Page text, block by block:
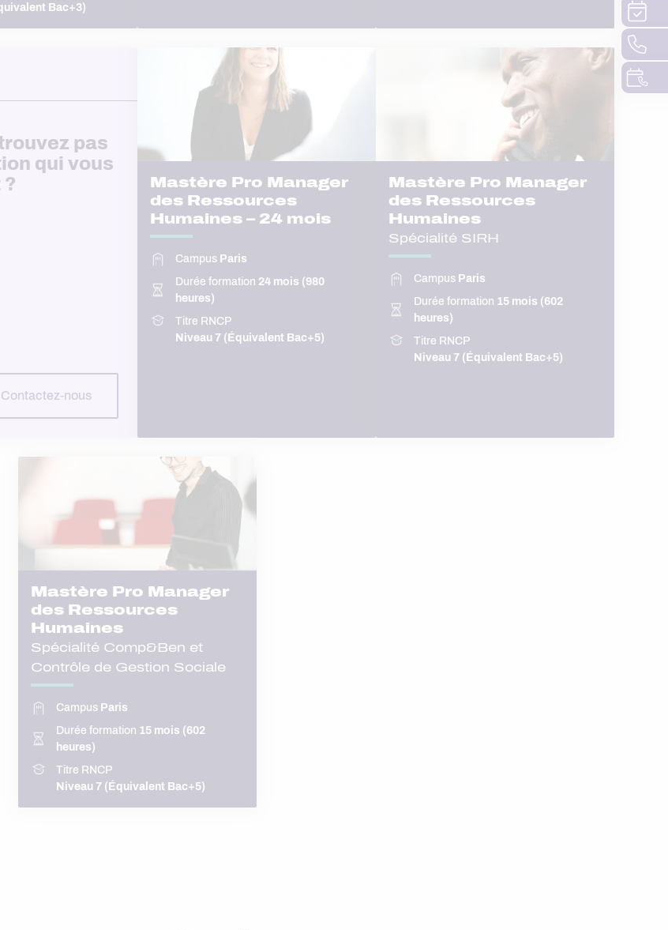
Bac+3)
pas
qui vous
Contactez-nous
Mastère Pro Manager
des Ressources
Humaines – 24 mois
Campus Paris
Durée formation 24 mois (980
heures)
Titre RNCP
Niveau 7 (Équivalent Bac+5)
Mastère Pro Manager
des Ressources
Humaines
Spécialité SIRH
Campus Paris
Durée formation 15 mois (602
heures)
Titre RNCP
Niveau 7 (Équivalent Bac+5)
Mastère Pro Manager
des Ressources
Humaines
Spécialité Comp&Ben et
Contrôle de Gestion Sociale
Campus Paris
Durée formation 15 mois (602
heures)
Titre RNCP
Niveau 7 (Équivalent Bac+5)